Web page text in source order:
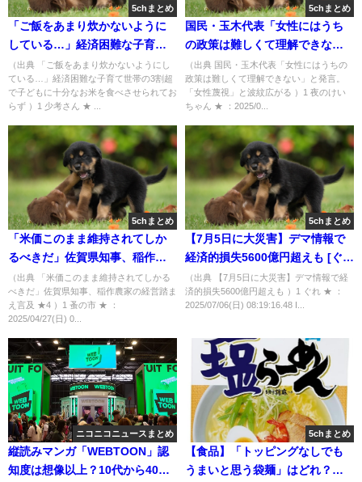
5chまとめ
「ご飯をあまり炊かないように
している…」経済困難な子育て
世帯の3割超で子どもに十分なお
米を食べさせられておらず [少考
さん★]
（出典 「ご飯をあまり炊かないようにし
ている…」経済困難な子育て世帯の3割超
で子どもに十分なお米を食べさせられてお
らず ）1 少考さん ★ ...
5chまとめ
国民・玉木代表「女性にはうち
の政策は難しくて理解できな
い」と発言。「女性蔑視」と波
紋広がる [夜のけいちゃん★]
（出典 国民・玉木代表「女性にはうちの
政策は難しくて理解できない」と発言。
「女性蔑視」と波紋広がる ）1 夜のけい
ちゃん ★ ：2025/0...
5chまとめ
「米価このまま維持されてしか
るべきだ」佐賀県知事、稲作農
家の経営踏まえ言及 ★4 [蚤の市
★]
（出典 「米価このまま維持されてしかる
べきだ」佐賀県知事、稲作農家の経営踏ま
え言及 ★4 ）1 蚤の市 ★ ：
2025/04/27(日) 0...
5chまとめ
【7月5日に大災害】デマ情報で
経済的損失5600億円超えも [ぐれ
★]
（出典 【7月5日に大災害】デマ情報で経
済的損失5600億円超えも ）1 ぐれ ★ ：
2025/07/06(日) 08:19:16.48 I...
ニコニコニュースまとめ
縦読みマンガ「WEBTOON」認
知度は想像以上？10代から40代
5chまとめ
【食品】「トッピングなしでも
うまいと思う袋麺」はどれ？